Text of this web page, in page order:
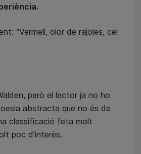
“Vermell, olor de rajoles, cel
però el lector ja no ho
abstracta que no és de
classificació feta molt
poc d’interès.